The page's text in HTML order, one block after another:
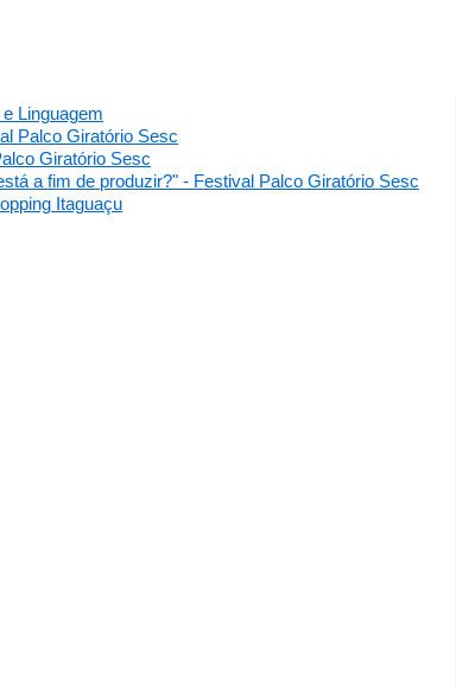
Linguagem
Palco Giratório Sesc
Giratório Sesc
a fim de produzir?" - Festival Palco Giratório Sesc
Itaguaçu